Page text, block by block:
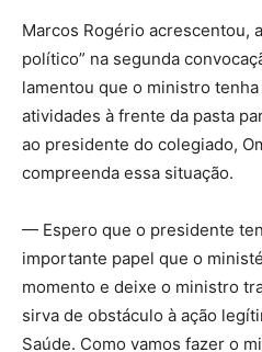
Marcos Rogério acrescentou,
político” na segunda
lamentou que o ministro
atividades à frente da pasta
ao presidente do colegiado,
compreenda essa situação.
— Espero que o presidente
importante papel que o
momento e deixe o ministro
sirva de obstáculo à ação
Saúde. Como vamos fazer o